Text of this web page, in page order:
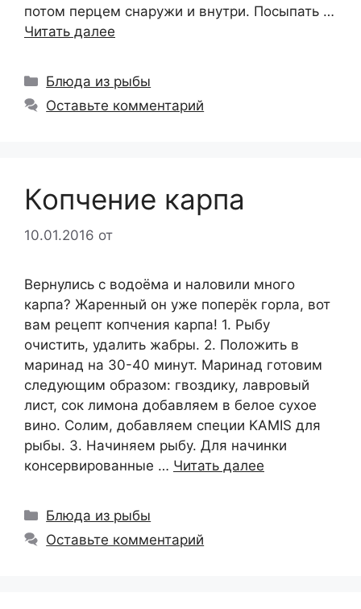
потом перцем снаружи и внутри. Посыпать …
Читать далее
Рубрики
Блюда из рыбы
Оставьте комментарий
Копчение карпа
10.01.2016 от
Вернулись с водоёма и наловили много
карпа? Жаренный он уже поперёк горла, вот
вам рецепт копчения карпа! 1. Рыбу
очистить, удалить жабры. 2. Положить в
маринад на 30-40 минут. Маринад готовим
следующим образом: гвоздику, лавровый
лист, сок лимона добавляем в белое сухое
вино. Солим, добавляем специи KAMIS для
рыбы. 3. Начиняем рыбу. Для начинки
консервированные … Читать далее
Рубрики
Блюда из рыбы
Оставьте комментарий